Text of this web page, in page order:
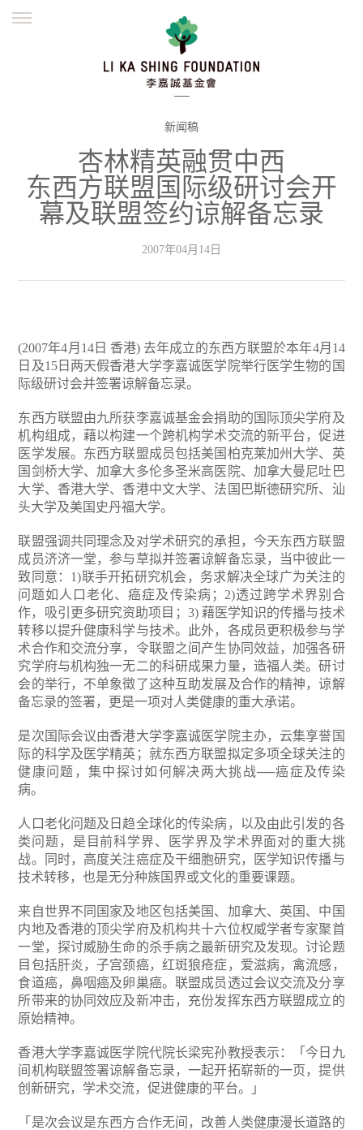
並肩同行
繁體
新闻稿
杏林精英融贯中西
东西方联盟国际级研讨会开
幕及联盟签约谅解备忘录
2007年04月14日
(2007年4月14日 香港) 去年成立的东西方联盟於本年4月14
日及15日两天假香港大学李嘉诚医学院举行医学生物的国
际级研讨会并签署谅解备忘录。
东西方联盟由九所获李嘉诚基金会捐助的国际顶尖学府及
机构组成，藉以构建一个跨机构学术交流的新平台，促进
医学发展。东西方联盟成员包括美国柏克莱加州大学、英
国剑桥大学、加拿大多伦多圣米高医院、加拿大曼尼吐巴
大学、香港大学、香港中文大学、法国巴斯德研究所、汕
头大学及美国史丹福大学。
联盟强调共同理念及对学术研究的承担，今天东西方联盟
成员济济一堂，参与草拟并签署谅解备忘录，当中彼此一
致同意：1)联手开拓研究机会，务求解决全球广为关注的
问题如人口老化、癌症及传染病；2)透过跨学术界别合
作，吸引更多研究资助项目；3) 藉医学知识的传播与技术
转移以提升健康科学与技术。此外，各成员更积极参与学
术合作和交流分享，令联盟之间产生协同效益，加强各研
究学府与机构独一无二的科研成果力量，造福人类。研讨
会的举行，不单象徵了这种互助发展及合作的精神，谅解
备忘录的签署，更是一项对人类健康的重大承诺。
是次国际会议由香港大学李嘉诚医学院主办，云集享誉国
际的科学及医学精英；就东西方联盟拟定多项全球关注的
健康问题，集中探讨如何解决两大挑战──癌症及传染
病。
人口老化问题及日趋全球化的传染病，以及由此引发的各
类问题，是目前科学界、医学界及学术界面对的重大挑
战。同时，高度关注癌症及干细胞研究，医学知识传播与
技术转移，也是无分种族国界或文化的重要课题。
来自世界不同国家及地区包括美国、加拿大、英国、中国
内地及香港的顶尖学府及机构共十六位权威学者专家聚首
一堂，探讨威胁生命的杀手病之最新研究及发现。讨论题
目包括肝炎，子宫颈癌，红斑狼疮症，爱滋病，禽流感，
食道癌，鼻咽癌及卵巢癌。联盟成员透过会议交流及分享
所带来的协同效应及新冲击，充份发挥东西方联盟成立的
原始精神。
香港大学李嘉诚医学院代院长梁宪孙教授表示：「今日九
间机构联盟签署谅解备忘录，一起开拓崭新的一页，提供
创新研究，学术交流，促进健康的平台。」
「是次会议是东西方合作无间，改善人类健康漫长道路的